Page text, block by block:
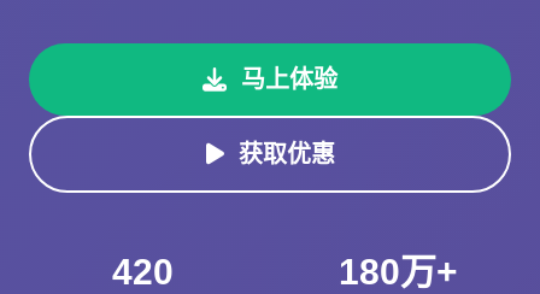
马上体验
获取优惠
420 180万+